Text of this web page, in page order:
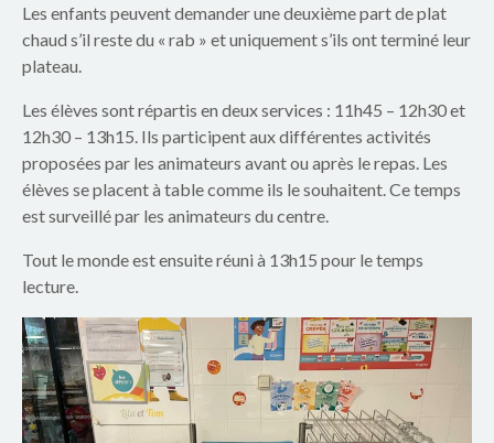
Les enfants peuvent demander une deuxième part de plat
chaud s’il reste du « rab » et uniquement s’ils ont terminé leur
plateau.
Les élèves sont répartis en deux services : 11h45 – 12h30 et
12h30 – 13h15. Ils participent aux différentes activités
proposées par les animateurs avant ou après le repas. Les
élèves se placent à table comme ils le souhaitent. Ce temps
est surveillé par les animateurs du centre.
Tout le monde est ensuite réuni à 13h15 pour le temps
lecture.